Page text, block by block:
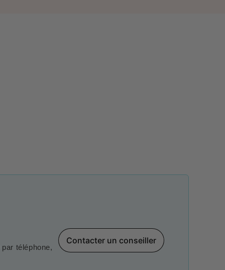
par téléphone,
Contacter un conseiller